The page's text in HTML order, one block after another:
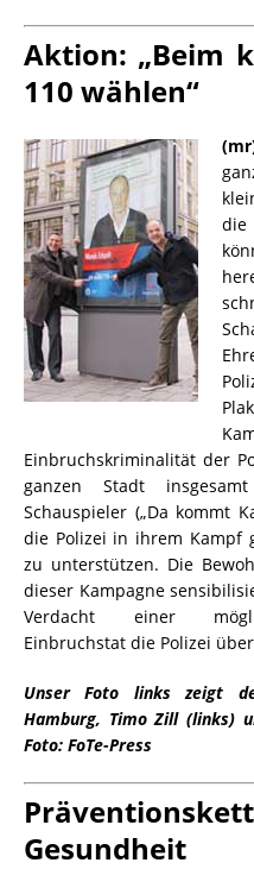
Aktion: „Beim
110 wählen“
Einbruchskriminalität der
ganzen Stadt
Schauspieler („Da kommt
die Polizei in ihrem Kampf
zu unterstützen. Die
dieser Kampagne
Verdacht einer
Einbruchstat die Polizei
Unser Foto links zeigt
Hamburg, Timo Zill (links)
Foto: FoTe-Press
Gesundheit